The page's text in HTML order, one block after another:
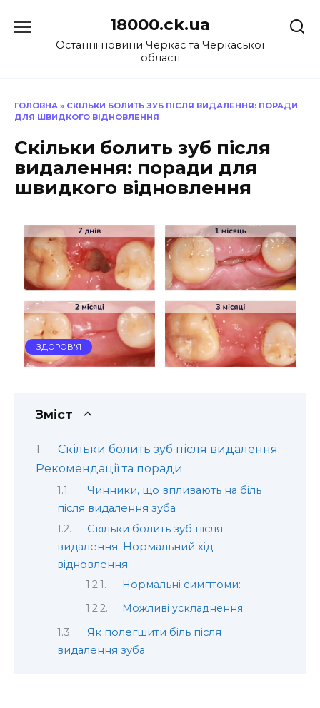
до
18000.ck.ua
Останні новини Черкас та Черкаської
області
ГОЛОВНА » СКІЛЬКИ БОЛИТЬ ЗУБ ПІСЛЯ ВИДАЛЕННЯ: ПОРАДИ
ДЛЯ ШВИДКОГО ВІДНОВЛЕННЯ
Скільки болить зуб після
видалення: поради для
швидкого відновлення
ЗДОРОВ'Я
Зміст
Скільки болить зуб після видалення:
Рекомендації та поради
Чинники, що впливають на біль
після видалення зуба
Скільки болить зуб після
видалення: Нормальний хід
відновлення
Нормальні симптоми:
Можливі ускладнення:
Як полегшити біль після
видалення зуба